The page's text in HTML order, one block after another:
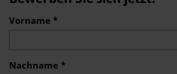
Vorname *
Nachname *